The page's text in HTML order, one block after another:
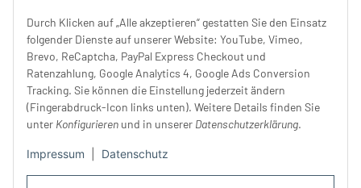
Durch Klicken auf „Alle akzeptieren“ gestatten Sie den Einsatz
folgender Dienste auf unserer Website: YouTube, Vimeo,
Brevo, ReCaptcha, PayPal Express Checkout und
Ratenzahlung, Google Analytics 4, Google Ads Conversion
Tracking. Sie können die Einstellung jederzeit ändern
(Fingerabdruck-Icon links unten). Weitere Details finden Sie
unter Konfigurieren und in unserer Datenschutzerklärung.
Impressum Datenschutz
Samstag:
10 - 14 Uhr
Unser Service
Rechtliches